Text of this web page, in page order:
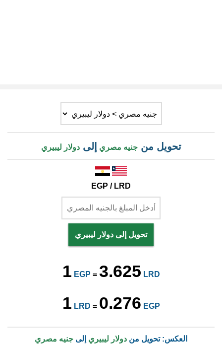
تحويل منجنيه مصري إلىدولار ليبيري
EGP / LRD
تحويل إلى دولار ليبيري
1 EGP = 3.625 LRD
1 LRD = 0.276 EGP
العكس: تحويل من دولار ليبيري إلى جنيه مصري